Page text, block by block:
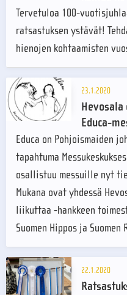
Tervetuloa 100-
ratsastuksen ystävät!
hienojen kohtaamisten
23.1.2020
Educa-
Educa on Pohjoismaiden
tapahtuma
osallistuu messuille nyt
Mukana ovat yhdessä
liikuttaa -hankkeen
Suomen Hippos ja
22.1.2020